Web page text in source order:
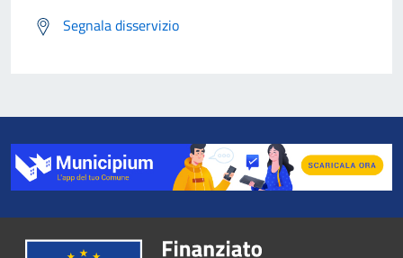
Segnala disservizio